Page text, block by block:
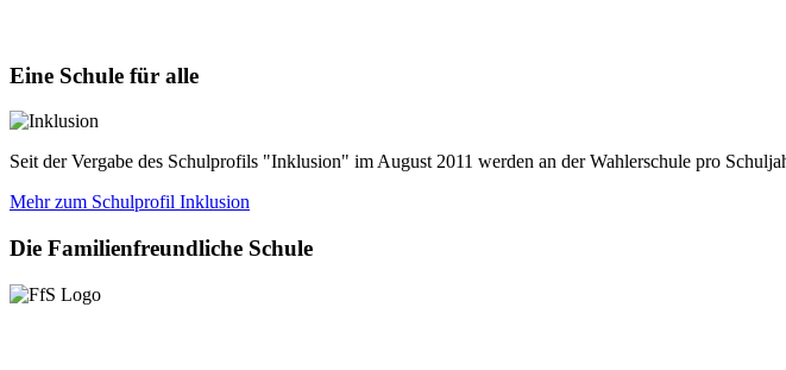
Eine Schule für alle
Seit der Vergabe des Schulprofils "Inklusion" im August 2011 werden an der Wahlerschule pro
Mehr zum Schulprofil Inklusion
Die Familienfreundliche Schule